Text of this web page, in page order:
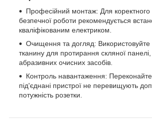
Професійний монтаж: Для коректного
безпечної роботи рекомендується
кваліфікованим електриком.
Очищення та догляд: Використовуйте
тканину для протирання скляної
абразивних очисних засобів.
Контроль навантаження:
під'єднані пристрої не перевищують
потужність розетки.